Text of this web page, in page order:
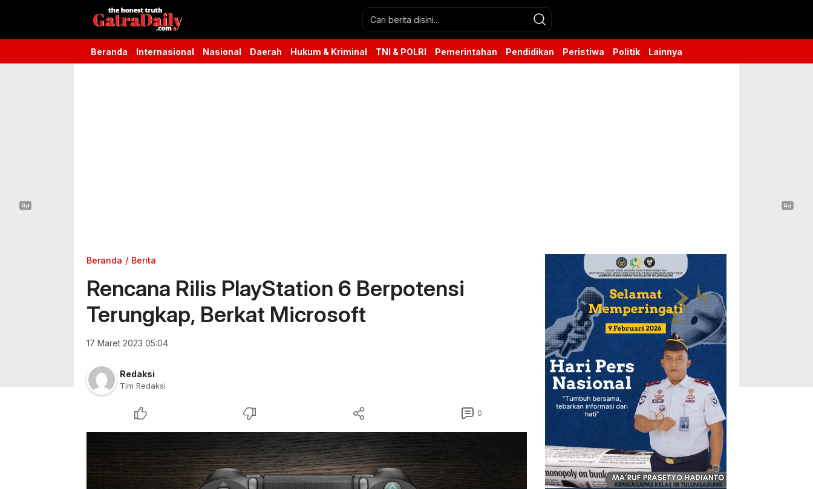
Gatra Daily
the honest truth
Beranda Internasional Nasional Daerah Hukum & Kriminal TNI & POLRI Pemerintahan Pendidikan Peristiwa Politik Lainnya
Beranda Berita
Rencana Rilis PlayStation 6 Berpotensi
Terungkap, Berkat Microsoft
17 Maret 2023 05:04
Redaksi
Tim Redaksi
0